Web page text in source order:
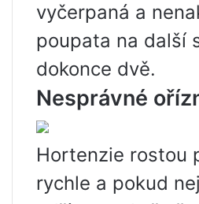
vyčerpaná a
poupata na další
dokonce dvě.
Nesprávné
Hortenzie rostou
rychle a pokud